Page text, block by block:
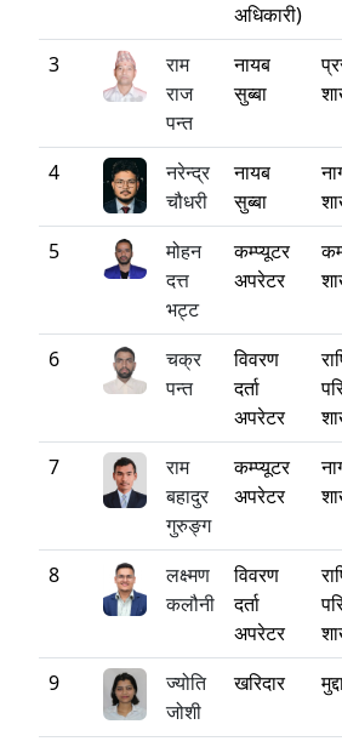
अधिकारी)
3
राम
राज
पन्त
नायब
सुब्बा
4
नरेन्द्र
चौधरी
नायब
सुब्बा
5
मोहन
दत्त
भट्ट
कम्प्यूटर
अपरेटर
6
चक्र
पन्त
विवरण
दर्ता
अपरेटर
7
राम
बहादुर
गुरुङ्ग
कम्प्यूटर
अपरेटर
8
लक्ष्मण
कलौनी
विवरण
दर्ता
अपरेटर
9
ज्योति
जोशी
खरिदार